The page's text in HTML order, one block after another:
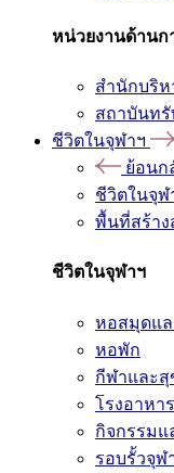
หน่วยงานด้านก
สำนักบริห
สถาบันท
ชีวิตในจุฬาฯ
ย้อนก
ชีวิตในจุฬ
พื้นที่สร้าง
ชีวิตในจุฬาฯ
หอสมุดแ
หอพัก
กีฬาและ
โรงอาหา
กิจกรรมแ
รอบรั้วจุฬ